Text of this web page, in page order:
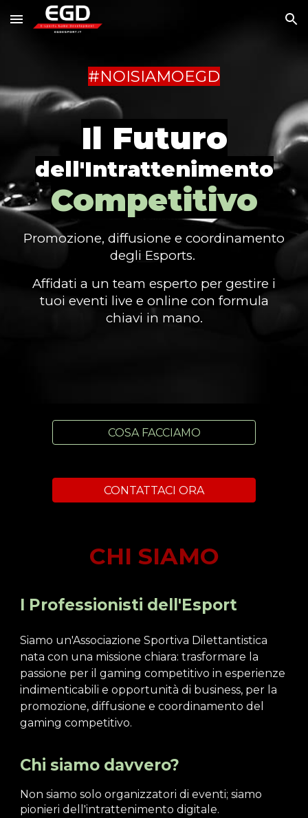
Skip to main content Skip to navigation
#NOISIAMOEGD
Il Futuro
dell'Intrattenimento
Competitivo
Promozione, diffusione e coordinamento
degli Esports.
Affidati a un team esperto per gestire i
tuoi eventi live e online con formula
chiavi in mano.
COSA FACCIAMO
CONTATTACI ORA
CHI SIAMO
I Professionisti dell'Esport
Siamo un'Associazione Sportiva Dilettantistica
nata con una missione chiara: trasformare la
passione per il gaming competitivo in esperienze
indimenticabili e opportunità di business, per la
promozione, diffusione e coordinamento del
gaming competitivo.
Chi siamo davvero?
Non siamo solo organizzatori di eventi; siamo
pionieri dell'intrattenimento digitale.